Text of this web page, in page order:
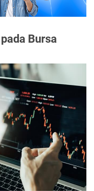
Bursa